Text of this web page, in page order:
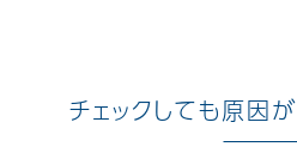
チェックしても原因